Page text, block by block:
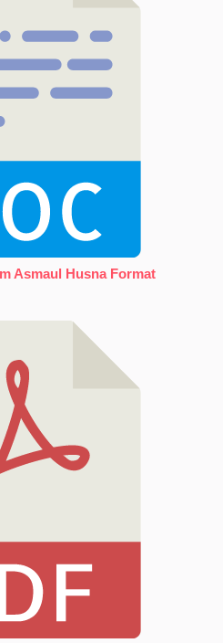
Asmaul Husna Format